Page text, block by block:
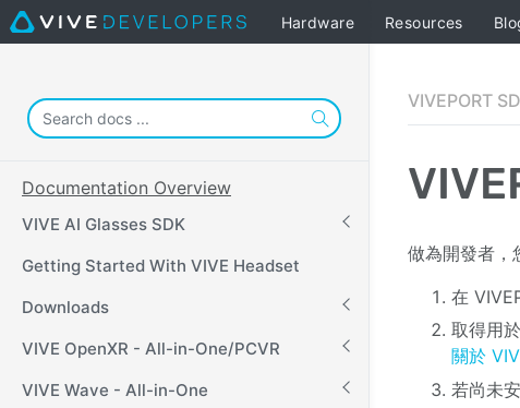
Hardware Resources
Documentation Overview
VIVE AI Glasses SDK
Getting Started With VIVE Headset
Downloads
VIVE OpenXR - All-in-One/PCVR
VIVE Wave - All-in-One
VIVEPORT
做為開發者，
在
取得用
關於
若尚未